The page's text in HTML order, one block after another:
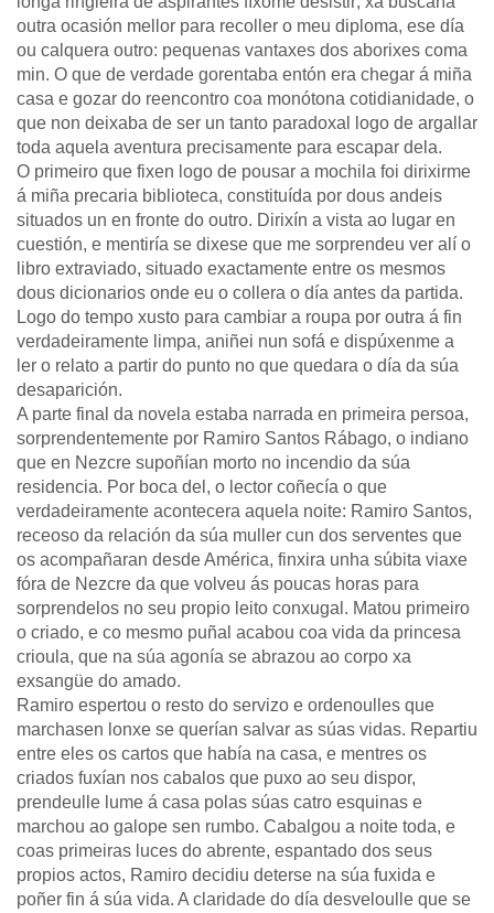
outra ocasión mellor para recoller o meu diploma, ese día
ou calquera outro: pequenas vantaxes dos aborixes coma
min. O que de verdade gorentaba entón era chegar á miña
casa e gozar do reencontro coa monótona cotidianidade, o
que non deixaba de ser un tanto paradoxal logo de argallar
toda aquela aventura precisamente para escapar dela.
O primeiro que fixen logo de pousar a mochila foi dirixirme
á miña precaria biblioteca, constituída por dous andeis
situados un en fronte do outro. Dirixín a vista ao lugar en
cuestión, e mentiría se dixese que me sorprendeu ver alí o
libro extraviado, situado exactamente entre os mesmos
dous dicionarios onde eu o collera o día antes da partida.
Logo do tempo xusto para cambiar a roupa por outra á fin
verdadeiramente limpa, aniñei nun sofá e dispúxenme a
ler o relato a partir do punto no que quedara o día da súa
desaparición.
A parte final da novela estaba narrada en primeira persoa,
sorprendentemente por Ramiro Santos Rábago, o indiano
que en Nezcre supoñían morto no incendio da súa
residencia. Por boca del, o lector coñecía o que
verdadeiramente acontecera aquela noite: Ramiro Santos,
receoso da relación da súa muller cun dos serventes que
os acompañaran desde América, finxira unha súbita viaxe
fóra de Nezcre da que volveu ás poucas horas para
sorprendelos no seu propio leito conxugal. Matou primeiro
o criado, e co mesmo puñal acabou coa vida da princesa
crioula, que na súa agonía se abrazou ao corpo xa
exsangüe do amado.
Ramiro espertou o resto do servizo e ordenoulles que
marchasen lonxe se querían salvar as súas vidas. Repartiu
entre eles os cartos que había na casa, e mentres os
criados fuxían nos cabalos que puxo ao seu dispor,
prendeulle lume á casa polas súas catro esquinas e
marchou ao galope sen rumbo. Cabalgou a noite toda, e
coas primeiras luces do abrente, espantado dos seus
propios actos, Ramiro decidiu deterse na súa fuxida e
poñer fin á súa vida. A claridade do día desveloulle que se